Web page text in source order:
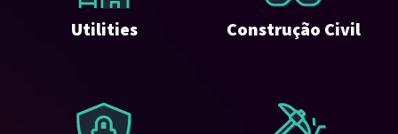
Utilities Construção Civil